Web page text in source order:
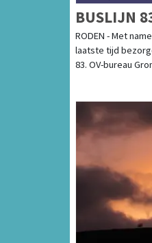
BUSLIJN
RODEN - Met
laatste tijd
83. OV-bureau